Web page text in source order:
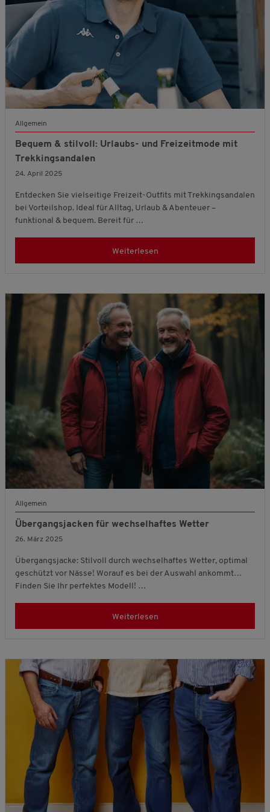
Allgemein
Bequem & stilvoll: Urlaubs- und Freizeitmode mit
Trekkingsandalen
24. April 2025
Entdecken Sie vielseitige Freizeit-Outfits mit Trekkingsandalen
bei Vorteilshop. Ideal für Alltag, Urlaub & Abenteuer –
funktional & bequem. Bereit für …
Weiterlesen
Allgemein
Übergangsjacken für wechselhaftes Wetter
26. März 2025
Übergangsjacke: Stilvoll durch wechselhaftes Wetter, optimal
geschützt vor Nässe! Worauf es bei der Auswahl ankommt…
Finden Sie Ihr perfektes Modell! …
Weiterlesen